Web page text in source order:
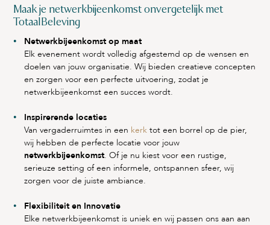
Maak je netwerkbijeenkomst onvergetelijk met
TotaalBeleving
Netwerkbijeenkomst op maat
Elk evenement wordt volledig afgestemd op de wensen en
doelen van jouw organisatie. Wij bieden creatieve concepten
en zorgen voor een perfecte uitvoering, zodat je
netwerkbijeenkomst een succes wordt.
Inspirerende locaties
Van vergaderruimtes in een kerk tot een borrel op de pier,
wij hebben de perfecte locatie voor jouw
netwerkbijeenkomst. Of je nu kiest voor een rustige,
serieuze setting of een informele, ontspannen sfeer, wij
zorgen voor de juiste ambiance.
Flexibiliteit en Innovatie
Elke netwerkbijeenkomst is uniek en wij passen ons aan aan